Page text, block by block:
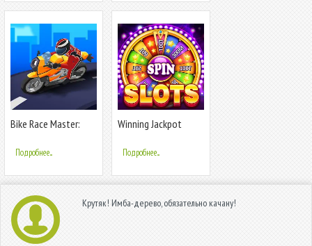
Bike Race Master:
Подробнее...
Winning Jackpot
Подробнее...
Крутяк! Имба-дерево, обязательно качану!